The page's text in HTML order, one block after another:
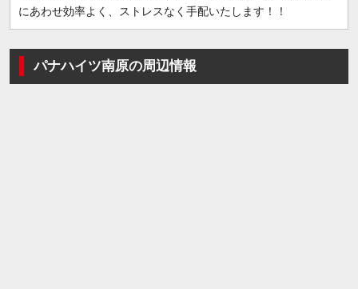
にあわせ効率よく、ストレスなく手配いたします！！
パナハイツ南原の周辺情報